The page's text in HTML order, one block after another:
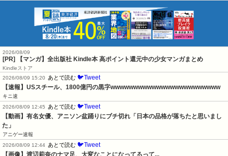
2026/08/09
[PR] 【マンガ】全出版社 Kindle本 高ポイント還元中の少女マンガまとめ
Kindleストア
2026/08/09 15:20
あとで読む 🐦Tweet
【速報】USスチール、1800億円の黒字wwwwwwwwwwwwwwwwwwwwwwww
キニ速
2026/08/09 12:45
あとで読む 🐦Tweet
【動画】有名女優、アニソン盆踊りにブチ切れ「日本の品格が落ちたと思いまし
た」
アニゲー速報
2026/08/09 12:44 あとで読む 🐦Tweet
【画像】渡辺莉奈のナマ足、大変なことになってるって...